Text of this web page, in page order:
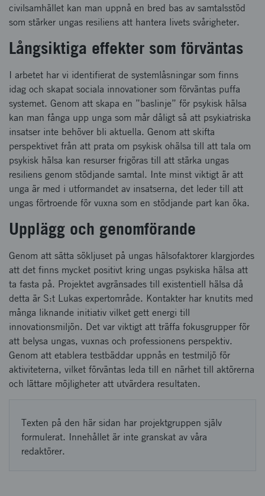
civilsamhället kan man uppnå en bred bas av samtalsstöd
som stärker ungas resiliens att hantera livets svårigheter.
Långsiktiga effekter som förväntas
I arbetet har vi identifierat de systemlåsningar som finns
idag och skapat sociala innovationer som förväntas puffa
systemet. Genom att skapa en ”baslinje” för psykisk hälsa
kan man fånga upp unga som mår dåligt så att psykiatriska
insatser inte behöver bli aktuella. Genom att skifta
perspektivet från att prata om psykisk ohälsa till att tala om
psykisk hälsa kan resurser frigöras till att stärka ungas
resiliens genom stödjande samtal. Inte minst viktigt är att
unga är med i utformandet av insatserna, det leder till att
ungas förtroende för vuxna som en stödjande part kan öka.
Upplägg och genomförande
Genom att sätta sökljuset på ungas hälsofaktorer klargjordes
att det finns mycket positivt kring ungas psykiska hälsa att
ta fasta på. Projektet avgränsades till existentiell hälsa då
detta är S:t Lukas expertområde. Kontakter har knutits med
många liknande initiativ vilket gett energi till
innovationsmiljön. Det var viktigt att träffa fokusgrupper för
att belysa ungas, vuxnas och professionens perspektiv.
Genom att etablera testbäddar uppnås en testmiljö för
aktiviteterna, vilket förväntas leda till en närhet till aktörerna
och lättare möjligheter att utvärdera resultaten.
Texten på den här sidan har projektgruppen själv
formulerat. Innehållet är inte granskat av våra
redaktörer.